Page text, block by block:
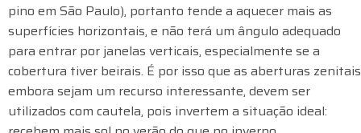
pino em São Paulo), portanto tende a aquecer mais as
superfícies horizontais, e não terá um ângulo adequado
para entrar por janelas verticais, especialmente se a
cobertura tiver beirais. É por isso que as aberturas
embora sejam um recurso interessante, devem ser
utilizados com cautela, pois invertem a situação ideal: